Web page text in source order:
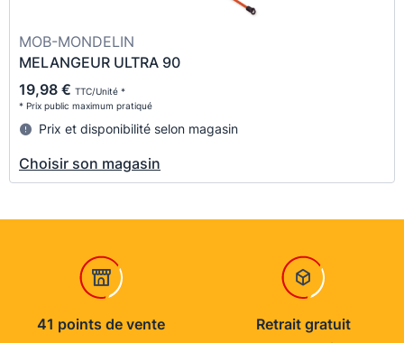
MOB-MONDELIN
MELANGEUR ULTRA 90
19,98 € TTC/Unité *
* Prix public maximum pratiqué
Prix et disponibilité selon magasin
Choisir son magasin
41 points de vente
Retrait gratuit